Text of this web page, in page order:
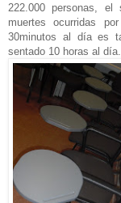
222.000 personas, el
muertes ocurridas
30minutos al día es
sentado 10 horas al día.